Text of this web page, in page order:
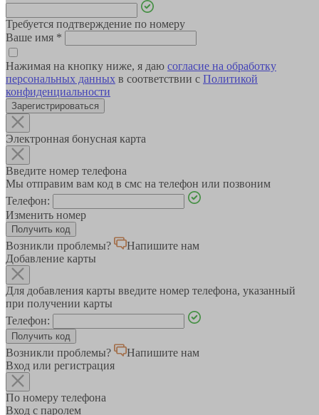
Требуется подтверждение по номеру
Ваше имя *
Нажимая на кнопку ниже, я даю согласие на обработку
персональных данных в соответствии с Политикой
конфиденциальности
Зарегистрироваться
Электронная бонусная карта
Введите номер телефона
Мы отправим вам код в смс на телефон или позвоним
Телефон:
Изменить номер
Возникли проблемы?
Напишите нам
Добавление карты
Для добавления карты введите номер телефона, указанный
при получении карты
Телефон:
Возникли проблемы?
Напишите нам
Вход или регистрация
По номеру телефона
Вход с паролем